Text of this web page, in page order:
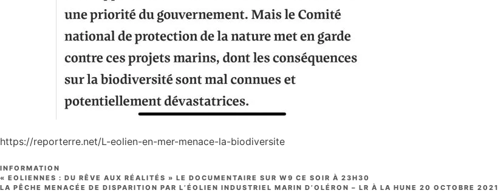
https://reporterre.net/L-eolien-en-mer-menace-la-biodiversite
CATÉGORIES
INFORMATION
« EOLIENNES : DU RÊVE AUX RÉALITÉS » LE DOCUMENTAIRE SUR W9 CE SOIR À 23H30
LA PÊCHE MENACÉE DE DISPARITION PAR L’ÉOLIEN INDUSTRIEL MARIN D’OLÉRON – LR À LA HUNE 20 OCTOBRE 2021